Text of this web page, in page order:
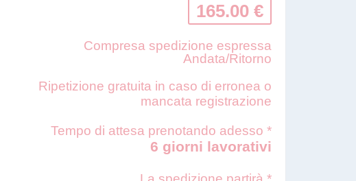
165.00 €
Compresa spedizione espressa
Andata/Ritorno
Ripetizione gratuita in caso di erronea o
mancata registrazione
Tempo di attesa prenotando adesso *
6 giorni lavorativi